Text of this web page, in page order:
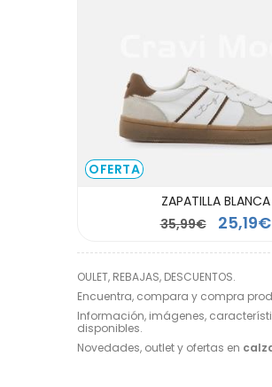
OULET, REBAJAS, DESCUENTOS.
Encuentra, compara y compra
Información, imágenes,
disponibles.
Novedades, outlet y ofertas en
OFERTA
ZAPATILLA BLANCA
35,99€
25,19€